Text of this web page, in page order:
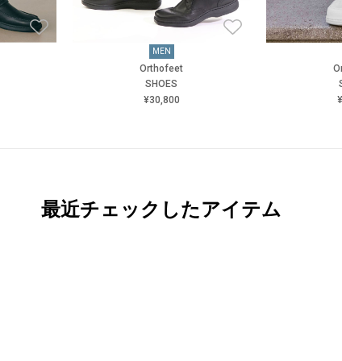
MEN
Orthofeet
SHOES
¥30,800
最近チェックしたアイテム